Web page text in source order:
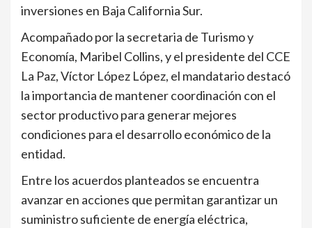
inversiones en Baja California Sur.
Acompañado por la secretaria de Turismo y
Economía, Maribel Collins, y el presidente del CCE
La Paz, Víctor López López, el mandatario destacó
la importancia de mantener coordinación con el
sector productivo para generar mejores
condiciones para el desarrollo económico de la
entidad.
Entre los acuerdos planteados se encuentra
avanzar en acciones que permitan garantizar un
suministro suficiente de energía eléctrica,